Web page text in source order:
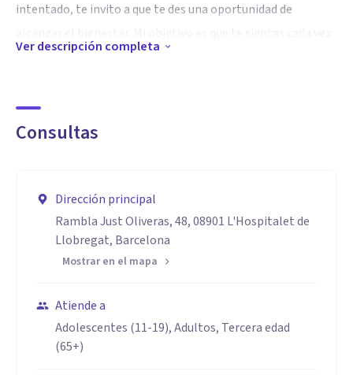
intentado, te invito a que te des una oportunidad de
mejor, y que tomes las riendas de tu vida. Pide una cita y el
Aptitudes
con ellas, para que de esa manera, puedan afrontar mejor su
día a día, a la vez que vayan entendiendo de qué manera
pueden utilizarlas de una forma positiva.
Ver descripción completa
Consultas
Dirección principal
Rambla Just Oliveras, 48, 08901 L'Hospitalet de
Llobregat, Barcelona
Mostrar en el mapa
Atiende a
Adolescentes (11-19), Adultos, Tercera edad
(65+)